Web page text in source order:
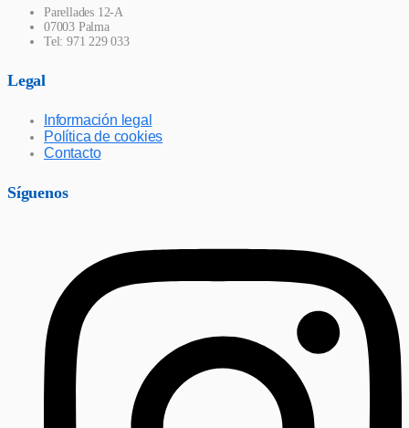
Parellades 12-A
07003 Palma
Tel: 971 229 033
Legal
Información legal
Política de cookies
Contacto
Síguenos